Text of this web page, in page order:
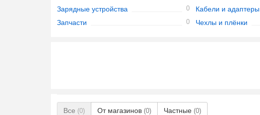
Зарядные устройства 0 Кабели и адаптеры
Запчасти 0 Чехлы и плёнки
Все (0) От магазинов (0) Частные (0)